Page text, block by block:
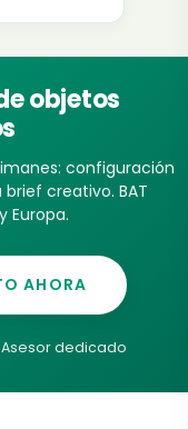
objetos
configuración
creativo. BAT
Europa.
AHORA
Asesor dedicado